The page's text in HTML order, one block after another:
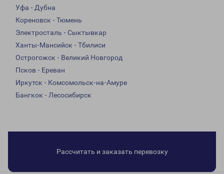
Уфа - Дубна
Кореновск - Тюмень
Электросталь - Сыктывкар
Ханты-Мансийск - Тбилиси
Острогожск - Великий Новгород
Псков - Ереван
Иркутск - Комсомольск-на-Амуре
Бангкок - Лесосибирск
Рассчитать и заказать перевозку